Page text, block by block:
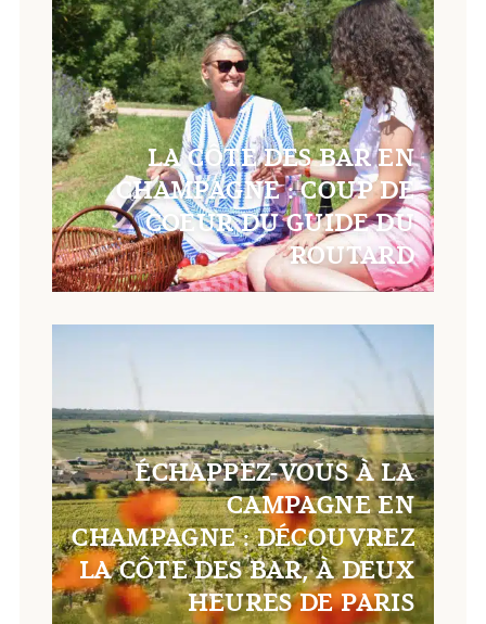
LA CÔTE DES BAR EN
CHAMPAGNE : COUP DE
COEUR DU GUIDE DU
ROUTARD
ÉCHAPPEZ-VOUS À LA
CAMPAGNE EN
CHAMPAGNE : DÉCOUVREZ
LA CÔTE DES BAR, À DEUX
HEURES DE PARIS